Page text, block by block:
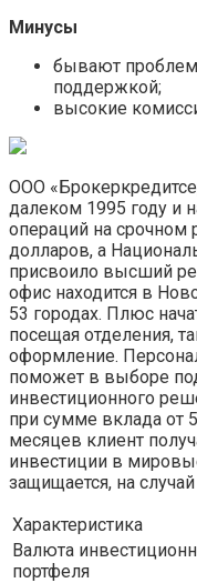
Минусы
бывают проблем
поддержкой;
высокие
ООО
далеком 1995 году и
операций на срочном
долларов, а
присвоило высший
офис находится в
53 городах. Плюс
посещая отделения,
оформление.
поможет в выборе
инвестиционного
при сумме вклада от
месяцев клиент
инвестиции в
защищается, на
Характеристика
Валюта
портфеля